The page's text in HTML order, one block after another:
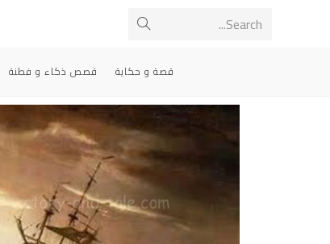
Search...
قصة و حكاية قصص ذكاء و فطنة